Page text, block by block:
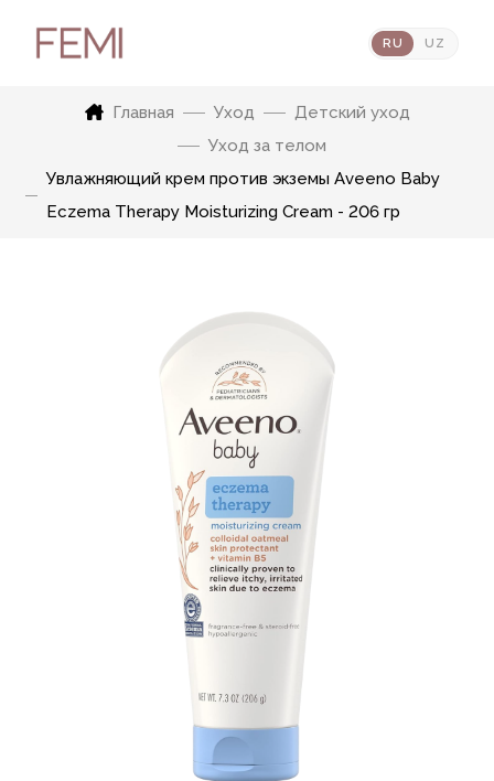
RU UZ
Главная Уход
Детский уход
Уход за телом
Увлажняющий крем против экземы Aveeno Baby
Eczema Therapy Moisturizing Cream - 206 гр